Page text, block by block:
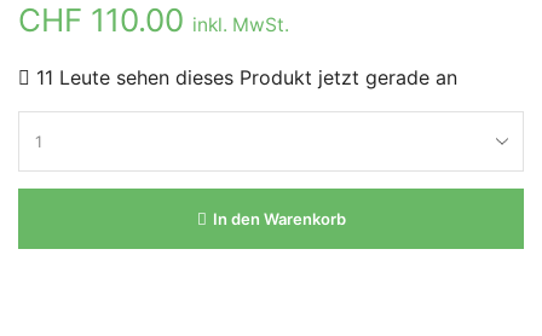
CHF 110.00 inkl. MwSt.
11 Leute sehen dieses Produkt jetzt gerade an
In den Warenkorb